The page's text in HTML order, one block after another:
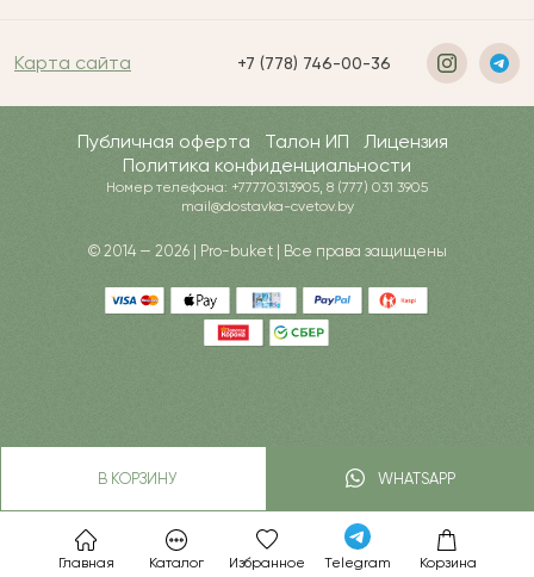
Главная Каталог Избранное Telegram Корзина
В КОРЗИНУ WHATSAPP
Карта сайта +7 (778) 746-00-36
Публичная оферта Талон ИП
Лицензия
Политика конфиденциальности
Номер телефона: +77770313905, 8 (777) 031 3905
mail@dostavka-cvetov.by
© 2014 — 2026 | Pro-buket | Все права защищены